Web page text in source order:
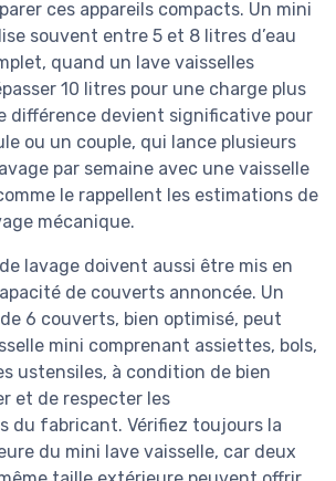
ces appareils compacts. Un mini
souvent entre 5 et 8 litres d’eau
quand un lave vaisselles
10 litres pour une charge plus
différence devient significative pour
ou un couple, qui lance plusieurs
par semaine avec une vaisselle
le rappellent les estimations de
mécanique.
lavage doivent aussi être mis en
de couverts annoncée. Un
6 couverts, bien optimisé, peut
mini comprenant assiettes, bols,
ustensiles, à condition de bien
et de respecter les
du fabricant. Vérifiez toujours la
du mini lave vaisselle, car deux